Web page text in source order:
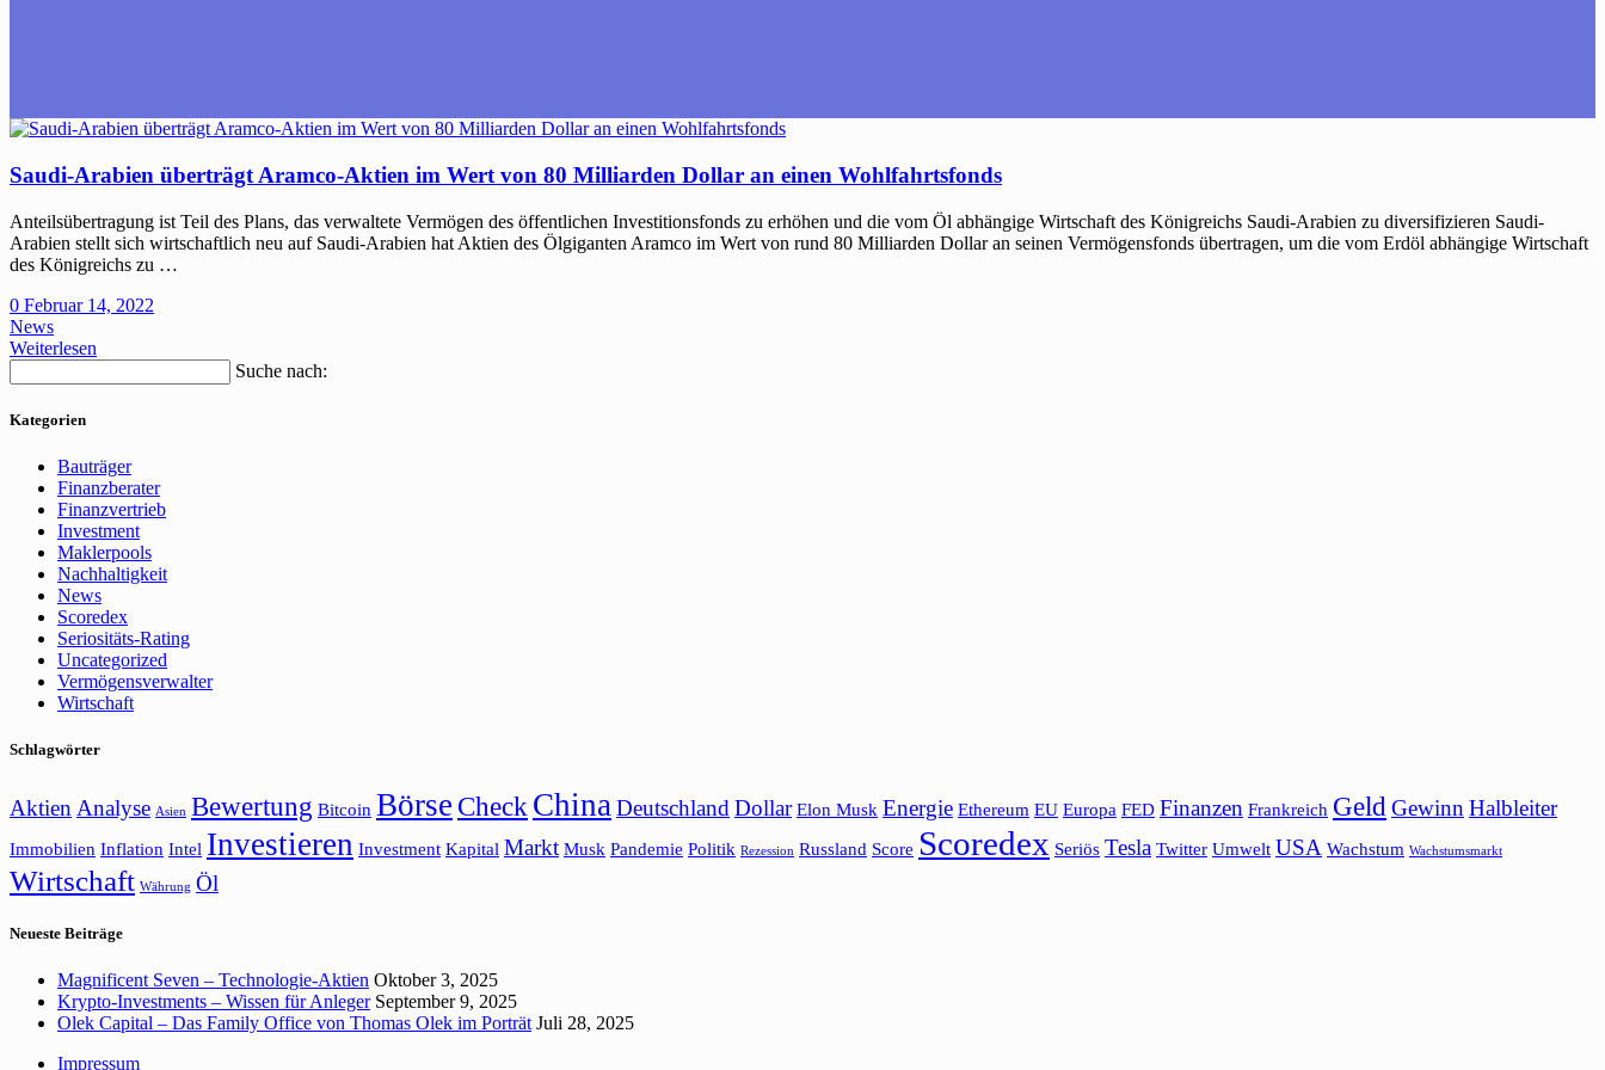
Saudi-Arabien überträgt Aramco-Aktien im Wert von 80 Milliarden Dollar an einen Wohlfahrtsfonds
Anteilsübertragung ist Teil des Plans, das verwaltete Vermögen des öffentlichen Investitionsfonds zu erhöhen und die vom Öl abhängige Wirtschaft des Königreichs Saudi-Arabien zu diversifizieren Saudi-
Arabien stellt sich wirtschaftlich neu auf Saudi-Arabien hat Aktien des Ölgiganten Aramco im Wert von rund 80 Milliarden Dollar an seinen Vermögensfonds übertragen, um die vom Erdöl abhängige Wirtschaft
des Königreichs zu …
0 Februar 14, 2022
News
Weiterlesen
Suche nach:
Kategorien
Bauträger
Finanzberater
Finanzvertrieb
Investment
Maklerpools
Nachhaltigkeit
News
Scoredex
Seriositäts-Rating
Uncategorized
Vermögensverwalter
Wirtschaft
Schlagwörter
Aktien Analyse Asien Bewertung Bitcoin Börse Check China Deutschland Dollar Elon Musk Energie Ethereum EU Europa FED Finanzen Frankreich Geld Gewinn Halbleiter
Immobilien Inflation Intel Investieren Investment Kapital Markt Musk Pandemie Politik Rezession Russland Score Scoredex Seriös Tesla Twitter Umwelt USA Wachstum Wachstumsmarkt
Wirtschaft Währung Öl
Neueste Beiträge
Magnificent Seven – Technologie-Aktien Oktober 3, 2025
Krypto-Investments – Wissen für Anleger September 9, 2025
Olek Capital – Das Family Office von Thomas Olek im Porträt Juli 28, 2025
Impressum